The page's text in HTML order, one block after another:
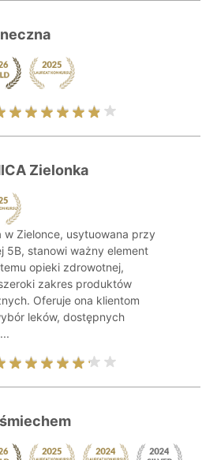
Zielonka
w Zielonce, usytuowana przy
5B, stanowi ważny element
opieki zdrowotnej,
zakres produktów
Oferuje ona klientom
leków, dostępnych